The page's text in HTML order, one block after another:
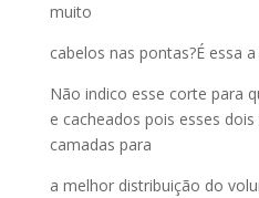
muito
cabelos nas pontas?É essa
Não indico esse corte para
e cacheados pois esses
camadas para
a melhor distribuição do